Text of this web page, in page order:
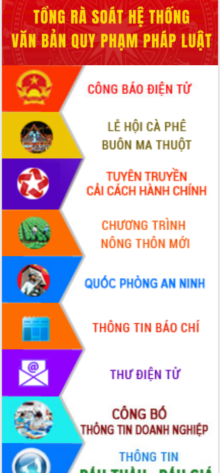
Ngành cá ngừ Đắk Lắk chủ động thích
ứng để giữ vững thị trường xuất khẩu
Diễn đàn Kinh tế tư nhân Việt Nam đột
phá cơ chế - Hợp tác công tư
Đề án 06 tạo bước ngoặt đột phá trong
cải cách hành chính tỉnh Đắk Lắk
Kết nối tour, đẩy mạnh chuyển đổi số
để phát triển du lịch Đắk Lắk
Khởi động Dự án Đầu tư xây dựng hạ
tầng kỹ thuật Cụm công nghiệp Tân
Tiến
Gặp mặt các cơ quan báo chí nhân Kỷ
niệm 101 năm Ngày Báo chí Cách
mạng Việt Nam
Đắk Lắk sơ kết 4 năm triển khai thực
hiện Đề án 06 của Chính phủ
Họp báo thông tin về Hội nghị Công bố
Quy hoạch và Xúc tiến đầu tư tỉnh Đắk
Khơi thông điểm nghẽn, đẩy nhanh
giải ngân vốn khắc phục thiên tai
HĐND tỉnh thông qua điều chỉnh Quy
hoạch tỉnh thời kỳ 2021-2030
Hội thảo góp ý hồ sơ điều chỉnh quy
hoạch tỉnh Đắk Lắk thời kỳ 2021-2030,
tầm nhìn đến năm 2050
Nâng cao hiệu quả hoạt động của các
doanh nghiệp nhà nước
Hội nghị triển khai kết nối mạng
truyền số liệu chuyên dùng phục vụ cơ
quan Đảng, Nhà nước
Lễ phát động chuỗi hoạt động chung
tay làm sạch môi trường
Xã Ea Kar bước chuyển mình trong
công tác cải cách hành chính mô hình
mới
UBND tỉnh họp báo định kỳ tháng 4
năm 2026
Hội thảo khoa học “Giải pháp thúc đẩy
phát triển nền kinh tế xanh tại tỉnh
Đắk Lắk”
Tăng cường giám sát, đôn đốc thực
hiện nhiệm vụ quản lý tài sản công
hàng tuần